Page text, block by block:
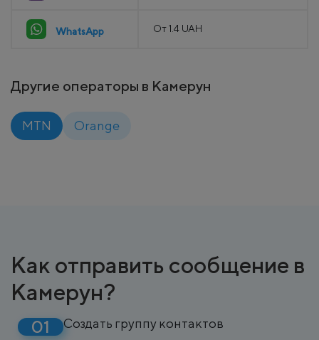
WhatsApp От 1.4 UAH
Другие операторы в Камерун
MTN Orange
Как отправить сообщение в
Камерун?
Создать группу контактов